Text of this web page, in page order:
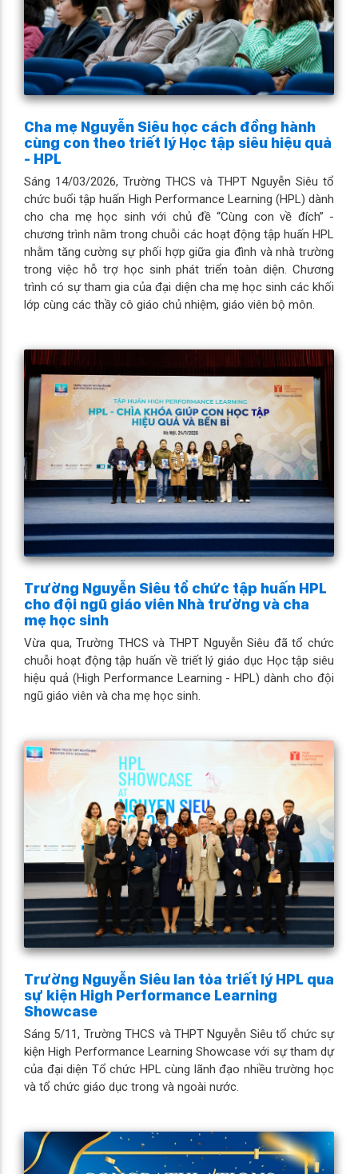
Cha mẹ Nguyễn Siêu học cách đồng hành
cùng con theo triết lý Học tập siêu hiệu quả
- HPL
Sáng 14/03/2026, Trường THCS và THPT Nguyễn Siêu tổ
chức buổi tập huấn High Performance Learning (HPL) dành
cho cha mẹ học sinh với chủ đề “Cùng con về đích” -
chương trình nằm trong chuỗi các hoạt động tập huấn HPL
nhằm tăng cường sự phối hợp giữa gia đình và nhà trường
trong việc hỗ trợ học sinh phát triển toàn diện. Chương
trình có sự tham gia của đại diện cha mẹ học sinh các khối
lớp cùng các thầy cô giáo chủ nhiệm, giáo viên bộ môn.
Trường Nguyễn Siêu tổ chức tập huấn HPL
cho đội ngũ giáo viên Nhà trường và cha
mẹ học sinh
Vừa qua, Trường THCS và THPT Nguyễn Siêu đã tổ chức
chuỗi hoạt động tập huấn về triết lý giáo dục Học tập siêu
hiệu quả (High Performance Learning - HPL) dành cho đội
ngũ giáo viên và cha mẹ học sinh.
Trường Nguyễn Siêu lan tỏa triết lý HPL qua
sự kiện High Performance Learning
Showcase
Sáng 5/11, Trường THCS và THPT Nguyễn Siêu tổ chức sự
kiện High Performance Learning Showcase với sự tham dự
của đại diện Tổ chức HPL cùng lãnh đạo nhiều trường học
và tổ chức giáo dục trong và ngoài nước.